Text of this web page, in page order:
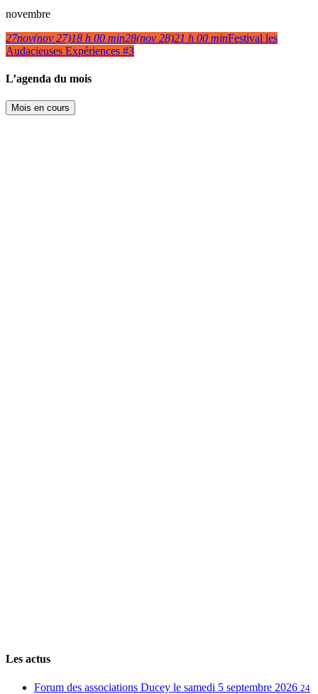
novembre
27nov(nov 27)18 h 00 min28(nov 28)21 h 00 minFestival les
Audacieuses Expériences #3
L’agenda du mois
Mois en cours
Les actus
Forum des associations Ducey le samedi 5 septembre 2026 24